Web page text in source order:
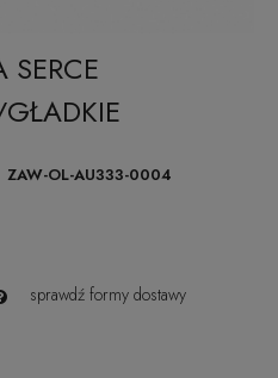
SERCE
ZAW-OL-AU333-0004
sprawdź formy dostawy